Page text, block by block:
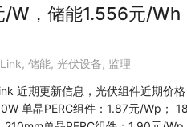
/W，储能1.556元/Wh
, 储能, 光伏设备, 监理
近期更新信息，光伏组件近期价
单晶PERC组件：1.87元/Wp；